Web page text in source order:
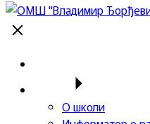
О школи